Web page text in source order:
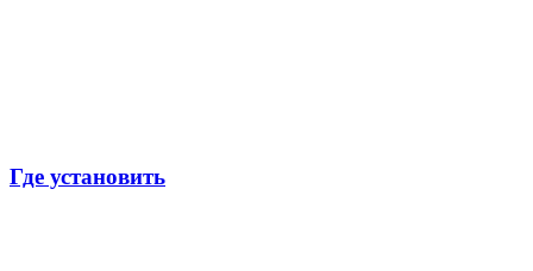
Где установить